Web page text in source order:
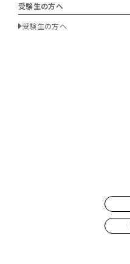
受験生の方へ
受験生の方へ